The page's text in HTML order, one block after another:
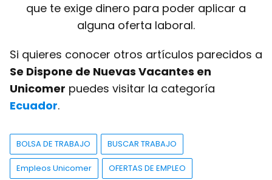
que te exige dinero para poder aplicar a
alguna oferta laboral.
Si quieres conocer otros artículos parecidos a
Se Dispone de Nuevas Vacantes en
Unicomer puedes visitar la categoría
Ecuador.
BOLSA DE TRABAJO BUSCAR TRABAJO
Empleos Unicomer OFERTAS DE EMPLEO